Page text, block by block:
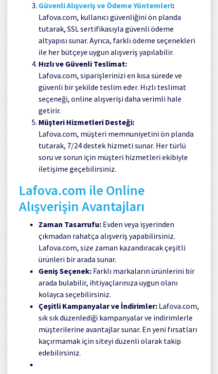
Güvenli Alışveriş ve Ödeme Yöntemleri:
Lafova.com, kullanıcı güvenliğini ön planda
tutarak, SSL sertifikasıyla güvenli ödeme
altyapısı sunar. Ayrıca, farklı ödeme seçenekleri
ile her bütçeye uygun alışveriş yapılabilir.
Hızlı ve Güvenli Teslimat:
Lafova.com, siparişlerinizi en kısa sürede ve
güvenli bir şekilde teslim eder. Hızlı teslimat
seçeneği, online alışverişi daha verimli hale
getirir.
Müşteri Hizmetleri Desteği:
Lafova.com, müşteri memnuniyetini ön planda
tutarak, 7/24 destek hizmeti sunar. Her türlü
soru ve sorun için müşteri hizmetleri ekibiyle
iletişime geçebilirsiniz.
Lafova.com ile Online
Alışverişin Avantajları
Zaman Tasarrufu: Evden veya işyerinden
çıkmadan rahatça alışveriş yapabilirsiniz.
Lafova.com, size zaman kazandıracak çeşitli
ürünleri bir arada sunar.
Geniş Seçenek: Farklı markaların ürünlerini bir
arada bulabilir, ihtiyaçlarınıza uygun olanı
kolayca seçebilirsiniz.
Çeşitli Kampanyalar ve İndirimler: Lafova.com,
sık sık düzenlediği kampanyalar ve indirimlerle
müşterilerine avantajlar sunar. En yeni fırsatları
kaçırmamak için siteyi düzenli olarak takip
edebilirsiniz.